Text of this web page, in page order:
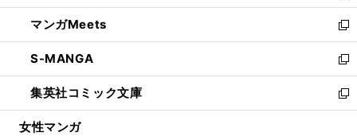
開
く
ウ
で
開
く
ン
ド
ウ
で
開
く
ウ
ィ
ン
ド
ウ
で
開
し
い
ウ
ィ
ン
ド
ウ
マンガMeets
新
し
い
ウ
ィ
ン
S-MANGA
新
し
い
ウ
集英社コミック文庫
新
し
女性マンガ